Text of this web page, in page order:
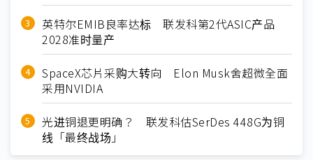
英特尔EMIB良率达标 联发科第2代ASIC产品
2028准时量产
SpaceX芯片采购大转向 Elon Musk舍超微全面
采用NVIDIA
光进铜退更明确？ 联发科估SerDes 448G为铜
线「最终战场」